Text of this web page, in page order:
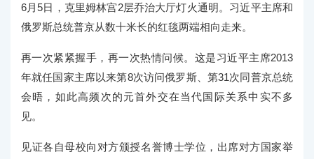
6月5日，克里姆林宫2层乔治大厅灯火通明。习近平主席和
俄罗斯总统普京从数十米长的红毯两端相向走来。
再一次紧紧握手，再一次热情问候。这是习近平主席2013
年就任国家主席以来第8次访问俄罗斯、第31次同普京总统
会晤，如此高频次的元首外交在当代国际关系中实不多
见。
见证各自母校向对方颁授名誉博士学位，出席对方国家举